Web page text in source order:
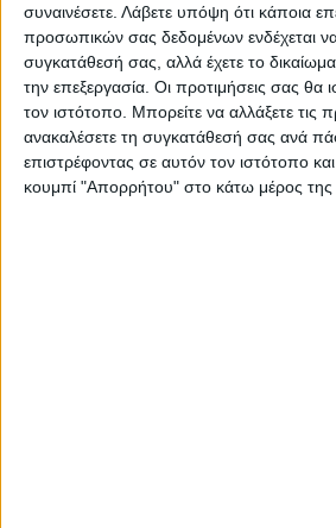
συναινέσετε. Λάβετε υπόψη ότι κάποια
προσωπικών σας δεδομένων ενδέχεται να
συγκατάθεσή σας, αλλά έχετε το
την επεξεργασία. Οι προτιμήσεις σας θα
τον ιστότοπο. Μπορείτε να αλλάξετε τις
ανακαλέσετε τη συγκατάθεσή σας ανά
επιστρέφοντας σε αυτόν τον ιστότοπο
κουμπί "Απορρήτου" στο κάτω μέρος της
ΘΕΜΑ ΤΗΣ ΗΜΕΡΑΣ
Θέμα ημέρας : Οι
επιστραφεί η 13η